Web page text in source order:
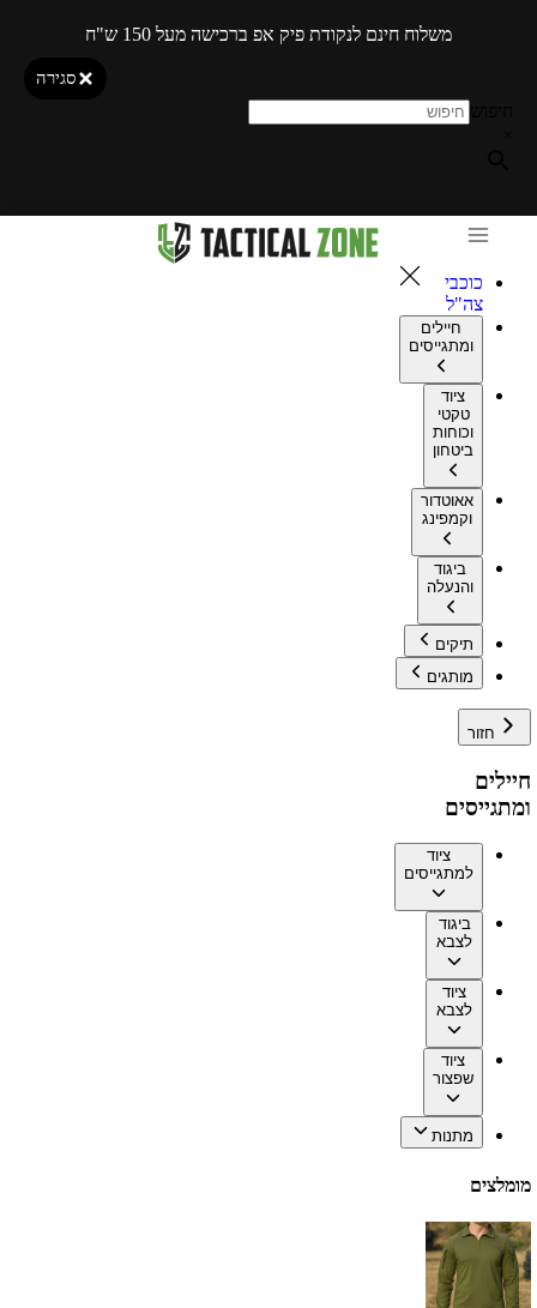
משלוח חינם לנקודת פיק אפ ברכישה מעל 150 ש"ח
סגירה
כוכבי
צה"ל
חיילים
ומתגייסים
ציוד
טקטי
וכוחות
ביטחון
אאוטדור
וקמפינג
ביגוד
והנעלה
תיקים
מותגים
חזור
חיילים
ומתגייסים
ציוד
למתגייסים
ביגוד
לצבא
ציוד
לצבא
ציוד
שפצור
מתנות
מומלצים